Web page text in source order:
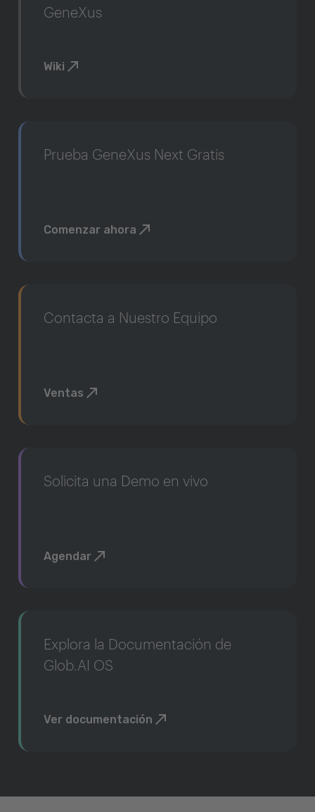
GeneXus
Wiki
Prueba GeneXus Next Gratis
Comenzar ahora
Contacta a Nuestro Equipo
Ventas
Solicita una Demo en vivo
Agendar
Explora la Documentación de
Glob.AI OS
Ver documentación